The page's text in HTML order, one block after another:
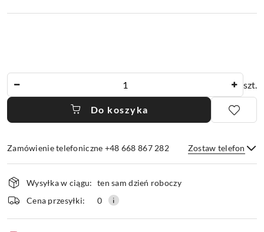
szt.
Do koszyka
Zamówienie telefoniczne +48 668 867 282 Zostaw telefon
Wyślij
Dostępność
i
dostawa
Wysyłka w ciągu: ten sam dzień roboczy
Cena przesyłki:
0